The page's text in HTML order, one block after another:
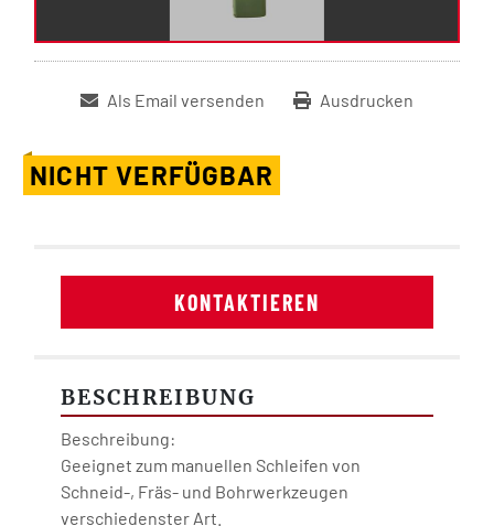
Als Email versenden Ausdrucken
NICHT VERFÜGBAR
KONTAKTIEREN
BESCHREIBUNG
Beschreibung:
Geeignet zum manuellen Schleifen von
Schneid-, Fräs- und Bohrwerkzeugen
verschiedenster Art.